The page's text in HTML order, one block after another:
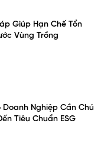
Giúp Hạn Chế Tổn
Vùng Trồng
Doanh Nghiệp Cần Chú
Tiêu Chuẩn ESG